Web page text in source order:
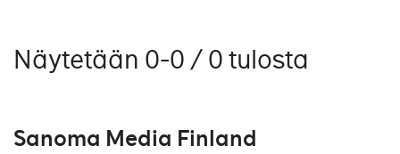
Näytetään 0-0 / 0 tulosta
Sanoma Media Finland